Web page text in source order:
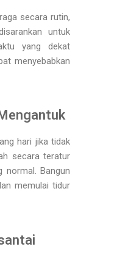
secara rutin,
untuk
yang dekat
menyebabkan
hari jika tidak
secara teratur
normal. Bangun
memulai tidur